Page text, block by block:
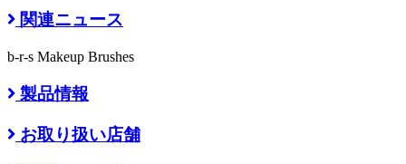
関連ニュース
b-r-s Makeup Brushes
製品情報
お取り扱い店舗